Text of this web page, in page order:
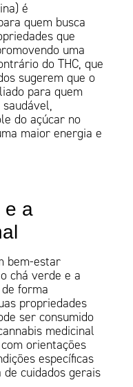
é
quem busca
que
uma
do THC, que
sugerem que o
para quem
do açúcar no
maior energia e
e a
bem-estar
chá verde e a
forma
propriedades
ser consumido
medicinal
orientações
específicas
cuidados gerais